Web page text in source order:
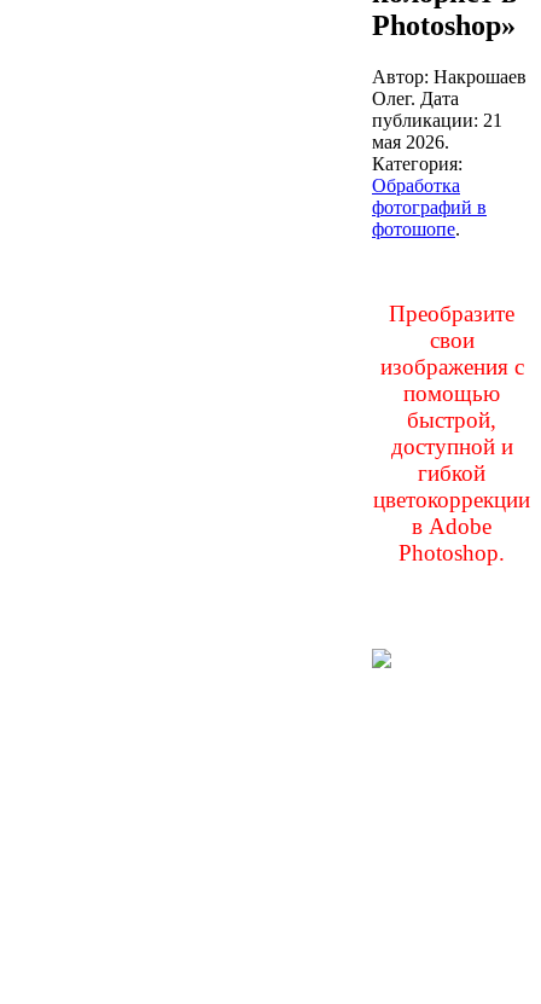
Photoshop»
Автор: Накрошаев
Олег. Дата
публикации: 21
мая 2026.
Категория:
Обработка
фотографий в
фотошопе.
Преобразите
свои
изображения с
помощью
быстрой,
доступной и
гибкой
цветокоррекции
в Adobe
Photoshop.